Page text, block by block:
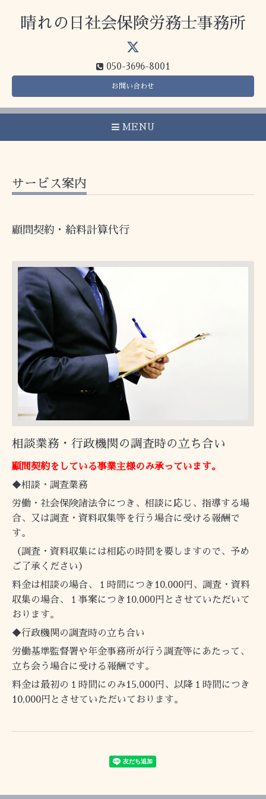
晴れの日社会保険労務士事務所
050-3696-8001
お問い合わせ
MENU
サービス案内
顧問契約・給料計算代行
相談業務・行政機関の調査時の立ち合い
顧問契約をしている事業主様のみ承っています。
◆相談・調査業務
労働・社会保険諸法令につき、相談に応じ、指導する場
合、又は調査・資料収集等を行う場合に受ける報酬で
す。
（調査・資料収集には相応の時間を要しますので、予め
ご了承ください）
料金は相談の場合、１時間につき10,000円、調査・資料
収集の場合、１事案につき10,000円とさせていただいて
おります。
◆行政機関の調査時の立ち合い
労働基準監督署や年金事務所が行う調査等にあたって、
立ち会う場合に受ける報酬です。
料金は最初の１時間にのみ15,000円、以降１時間につき
10,000円とさせていただいております。